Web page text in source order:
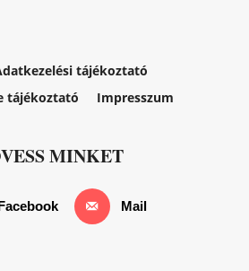
tájékoztató
tájékoztató
Impresszum
MINKET
Mail